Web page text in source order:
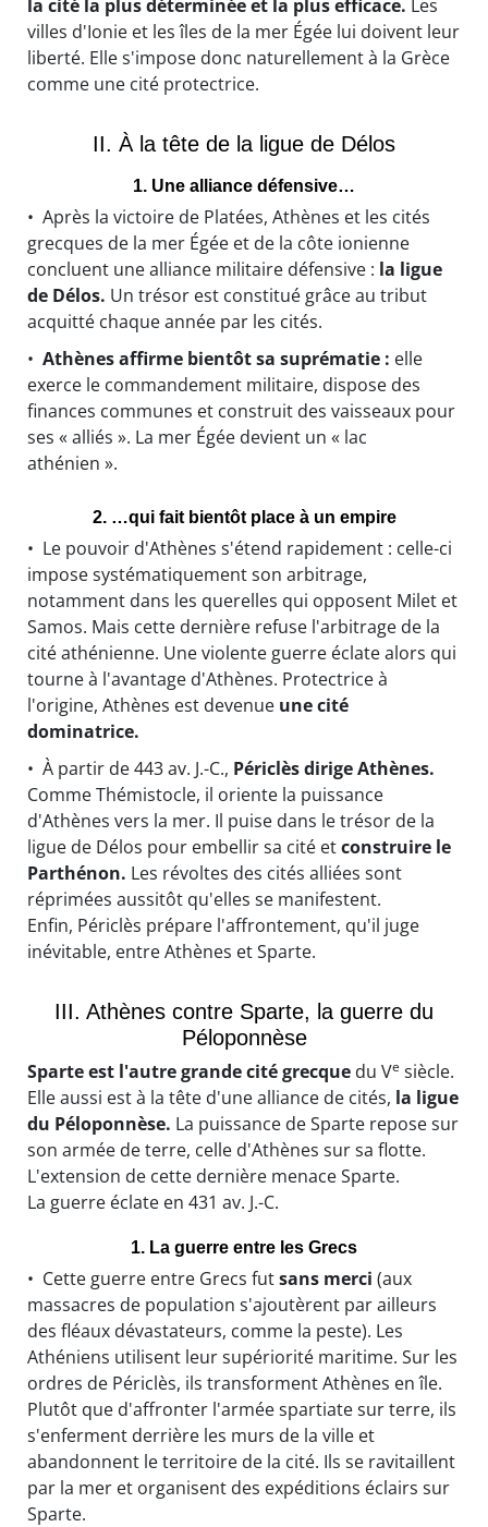
la cité la plus déterminée et la plus efficace. Les
villes d'Ionie et les îles de la mer Égée lui doivent leur
liberté. Elle s'impose donc naturellement à la Grèce
comme une cité protectrice.
II. À la tête de la ligue de Délos
1. Une alliance défensive…
• Après la victoire de Platées, Athènes et les cités
grecques de la mer Égée et de la côte ionienne
concluent une alliance militaire défensive : la ligue
de Délos. Un trésor est constitué grâce au tribut
acquitté chaque année par les cités.
• Athènes affirme bientôt sa suprématie : elle
exerce le commandement militaire, dispose des
finances communes et construit des vaisseaux pour
ses « alliés ». La mer Égée devient un « lac
athénien ».
2. …qui fait bientôt place à un empire
• Le pouvoir d'Athènes s'étend rapidement : celle-ci
impose systématiquement son arbitrage,
notamment dans les querelles qui opposent Milet et
Samos. Mais cette dernière refuse l'arbitrage de la
cité athénienne. Une violente guerre éclate alors qui
tourne à l'avantage d'Athènes. Protectrice à
l'origine, Athènes est devenue une cité
dominatrice.
• À partir de 443 av. J.-C., Périclès dirige Athènes.
Comme Thémistocle, il oriente la puissance
d'Athènes vers la mer. Il puise dans le trésor de la
ligue de Délos pour embellir sa cité etconstruire le
Parthénon. Les révoltes des cités alliées sont
réprimées aussitôt qu'elles se manifestent.
Enfin, Périclès prépare l'affrontement, qu'il juge
inévitable, entre Athènes et Sparte.
III. Athènes contre Sparte, la guerre du
Péloponnèse
Sparte est l'autre grande cité grecque du Ve siècle.
Elle aussi est à la tête d'une alliance de cités, la ligue
du Péloponnèse. La puissance de Sparte repose sur
son armée de terre, celle d'Athènes sur sa flotte.
L'extension de cette dernière menace Sparte.
La guerre éclate en 431 av. J.-C.
1. La guerre entre les Grecs
• Cette guerre entre Grecs futsans merci (aux
massacres de population s'ajoutèrent par ailleurs
des fléaux dévastateurs, comme la peste). Les
Athéniens utilisent leur supériorité maritime. Sur les
ordres de Périclès, ils transforment Athènes en île.
Plutôt que d'affronter l'armée spartiate sur terre, ils
s'enferment derrière les murs de la ville et
abandonnent le territoire de la cité. Ils se ravitaillent
par la mer et organisent des expéditions éclairs sur
Sparte.